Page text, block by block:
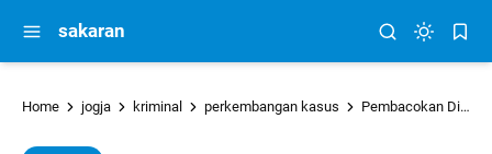
sakaran
Home jogja kriminal perkembangan kasus Pembacokan Di Alkid Yogyakarta Terjadi, Korban Harus Dilarikan Ke Rumah Sakit